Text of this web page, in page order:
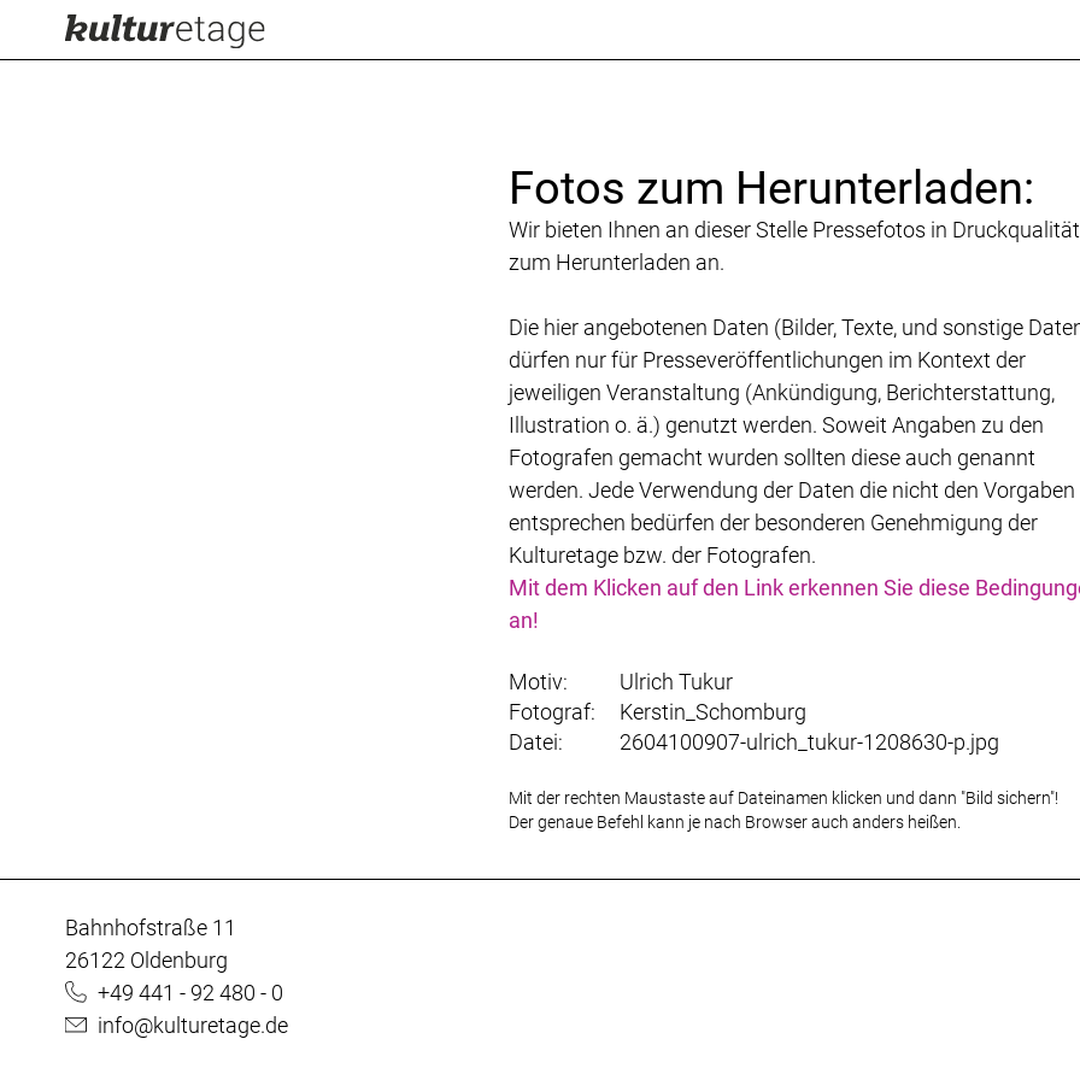
Fotos zum Herunterladen:
Wir bieten Ihnen an dieser Stelle Pressefotos in Druckqualität
zum Herunterladen an.
Die hier angebotenen Daten (Bilder, Texte, und sonstige
dürfen nur für Presseveröffentlichungen im Kontext der
jeweiligen Veranstaltung (Ankündigung, Berichterstattung,
Illustration o. ä.) genutzt werden. Soweit Angaben zu den
Fotografen gemacht wurden sollten diese auch genannt
werden. Jede Verwendung der Daten die nicht den Vorgaben
entsprechen bedürfen der besonderen Genehmigung der
Kulturetage bzw. der Fotografen.
Mit dem Klicken auf den Link erkennen Sie diese
an!
Motiv:
Ulrich Tukur
Fotograf:
Kerstin_Schomburg
Datei:
2604100907-ulrich_tukur-1208630-p.jpg
Mit der rechten Maustaste auf Dateinamen klicken und dann "Bild sichern"!
Der genaue Befehl kann je nach Browser auch anders heißen.
Bahnhofstraße 11
26122 Oldenburg
+49 441 - 92 480 - 0
info@kulturetage.de